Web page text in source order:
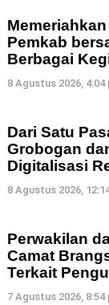
Pemkab
Berbagai
8 Agustus 2026, 4:04
Dari Satu
Grobogan
Digitalisasi
8 Agustus 2026,
Perwakilan
Camat
Terkait
7 Agustus 2026, 8:54